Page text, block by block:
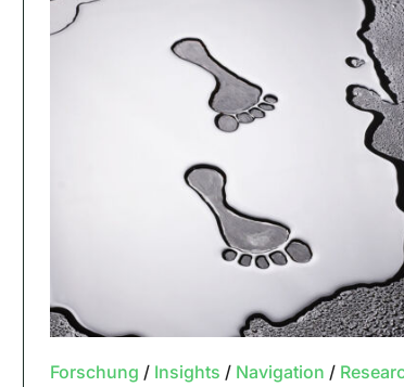
Forschung / Insights / Navigation /